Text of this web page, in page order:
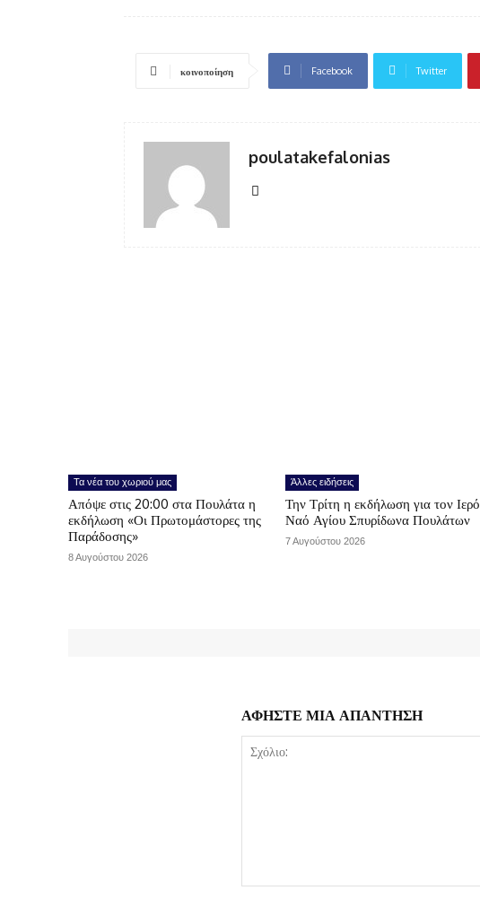
κοινοποίηση Facebook Twitter
poulatakefalonias
Τα νέα του χωριού μας
Απόψε στις 20:00 στα Πουλάτα η
εκδήλωση «Οι Πρωτομάστορες της
Παράδοσης»
8 Αυγούστου 2026
Άλλες ειδήσεις
Την Τρίτη η εκδήλωση για τον Ιερό
Ναό Αγίου Σπυρίδωνα Πουλάτων
7 Αυγούστου 2026
ΑΦΗΣΤΕ ΜΙΑ ΑΠΑΝΤΗΣΗ